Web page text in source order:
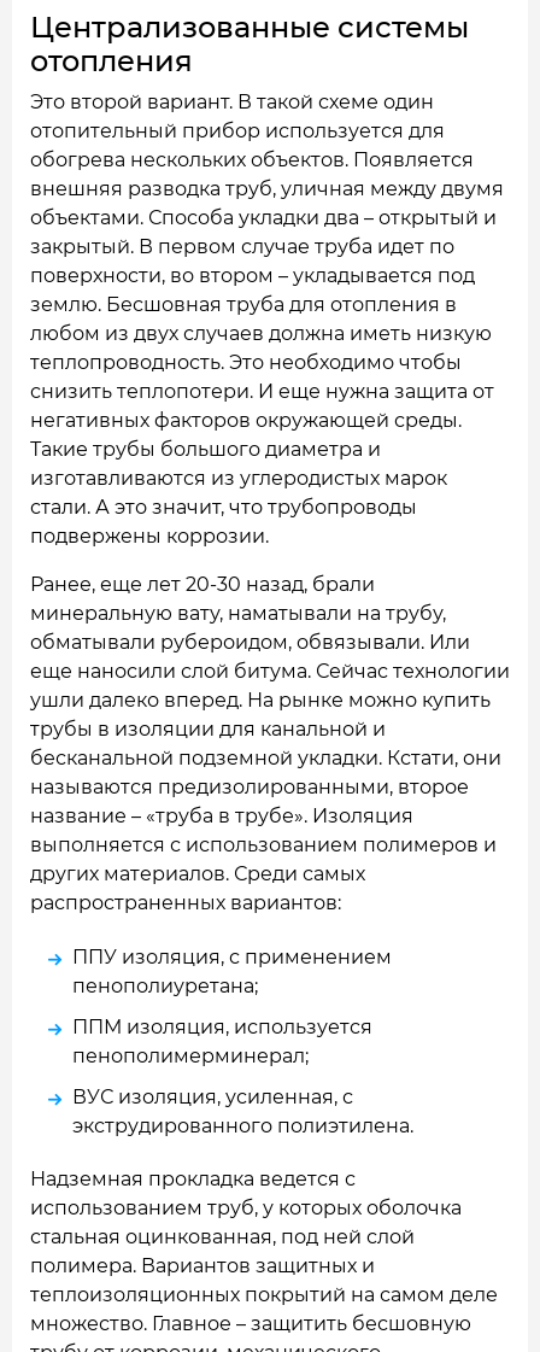
Централизованные системы
отопления
Это второй вариант. В такой схеме один
отопительный прибор используется для
обогрева нескольких объектов. Появляется
внешняя разводка труб, уличная между двумя
объектами. Способа укладки два – открытый и
закрытый. В первом случае труба идет по
поверхности, во втором – укладывается под
землю. Бесшовная труба для отопления в
любом из двух случаев должна иметь низкую
теплопроводность. Это необходимо чтобы
снизить теплопотери. И еще нужна защита от
негативных факторов окружающей среды.
Такие трубы большого диаметра и
изготавливаются из углеродистых марок
стали. А это значит, что трубопроводы
подвержены коррозии.
Ранее, еще лет 20-30 назад, брали
минеральную вату, наматывали на трубу,
обматывали рубероидом, обвязывали. Или
еще наносили слой битума. Сейчас технологии
ушли далеко вперед. На рынке можно купить
трубы в изоляции для канальной и
бесканальной подземной укладки. Кстати, они
называются предизолированными, второе
название – «труба в трубе». Изоляция
выполняется с использованием полимеров и
других материалов. Среди самых
распространенных вариантов:
ППУ изоляция, с применением
пенополиуретана;
ППМ изоляция, используется
пенополимерминерал;
ВУС изоляция, усиленная, с
экструдированного полиэтилена.
Надземная прокладка ведется с
использованием труб, у которых оболочка
стальная оцинкованная, под ней слой
полимера. Вариантов защитных и
теплоизоляционных покрытий на самом деле
множество. Главное – защитить бесшовную